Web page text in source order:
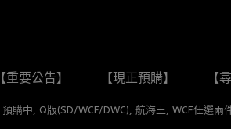
【重要公告】 【現正預購】 【
預購中, Q版(SD/WCF/DWC), 航海王, WCF任選兩